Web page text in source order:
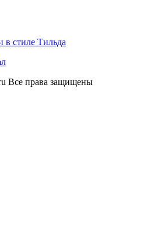
в стиле Тильда
Все права защищены